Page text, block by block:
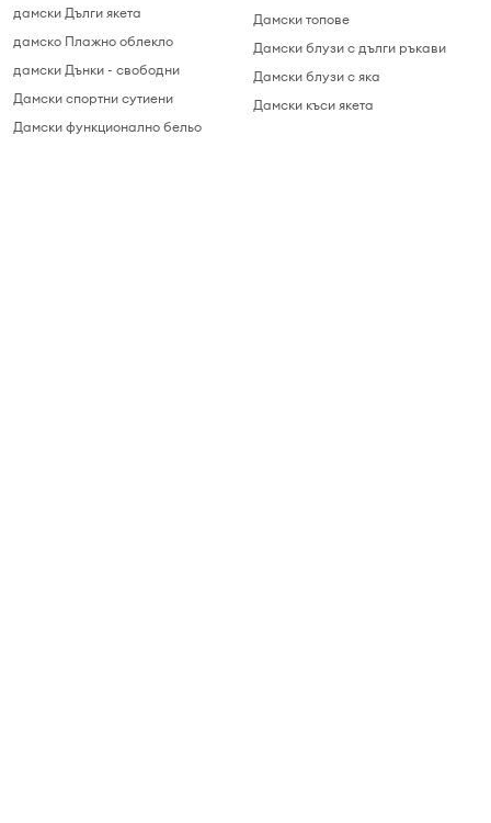
дамски Дълги якета
дамскo Плажно облекло
дамски Дънки - свободни
Дамски спортни сутиени
Дамски функционално бельо
Дамски топове
Дамски блузи с дълги ръкави
Дамски блузи c яка
Дамски къси якета